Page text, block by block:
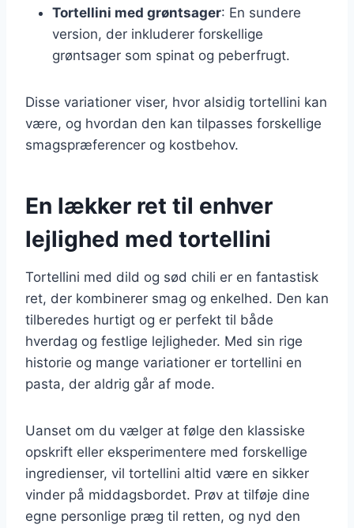
Tortellini med grøntsager: En sundere
version, der inkluderer forskellige
grøntsager som spinat og peberfrugt.
Disse variationer viser, hvor alsidig tortellini kan
være, og hvordan den kan tilpasses forskellige
smagspræferencer og kostbehov.
En lækker ret til enhver
lejlighed med tortellini
Tortellini med dild og sød chili er en fantastisk
ret, der kombinerer smag og enkelhed. Den kan
tilberedes hurtigt og er perfekt til både
hverdag og festlige lejligheder. Med sin rige
historie og mange variationer er tortellini en
pasta, der aldrig går af mode.
Uanset om du vælger at følge den klassiske
opskrift eller eksperimentere med forskellige
ingredienser, vil tortellini altid være en sikker
vinder på middagsbordet. Prøv at tilføje dine
egne personlige præg til retten, og nyd den